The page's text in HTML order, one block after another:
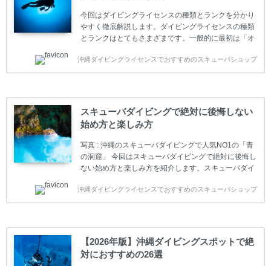
今回はダイビングライセンスの種類とランクを分かり
やすく徹底解説します。ダイビングライセンスの種類
とランクはとてもさまざまです。一般的に最初は「オ
す。 ダイビングのライセンスカードはダイビングの教
育機関もしくは指導団体が発行しています。教育機関
ダイバーの育成・指導や安全管理、環境保全などの活
動をしています。 ダイビングライセンスの種類はエン
トリーレベルのライセンスからプロレベルのライセン
スまでランク分けされています。各教育機関(指導団
体)によってライセンスカードの名称、トレーニング内
容に違いがありま...
沖縄ダイビングライセンスでおすすめのスキューバショップ
スキューバダイビングで絶対に後悔しない
始め方と楽しみ方
写真 : 沖縄のスキューバダイビングで人気NO1の「青
の洞窟」 今回はスキューバダイビングで絶対に後悔し
ない始め方と楽しみ方を紹介します。スキューバダイ
やまだ始めて間もない初心者の方に必見の内容です。
スキューバダイビングの始め方と楽しみ方について学
ててしまうと、せっかく楽しみにしていたスキューバ
ダイビングが台無しになり後悔することになってしま
うかもしれません。 又、スキューバダイビングは事故
のリスクがあるスポーツでもあります。もしかしたら
沖縄ダイビングライセンスでおすすめのスキューバショップ
【2026年版】沖縄ダイビングスポットで絶
対におすすめの26選